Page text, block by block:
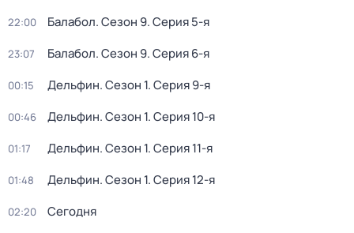
22:00 Балабол. Сезон 9. Серия 5-я
23:07 Балабол. Сезон 9. Серия 6-я
00:15 Дельфин. Сезон 1. Серия 9-я
00:46 Дельфин. Сезон 1. Серия 10-я
01:17 Дельфин. Сезон 1. Серия 11-я
01:48 Дельфин. Сезон 1. Серия 12-я
02:20 Сегодня